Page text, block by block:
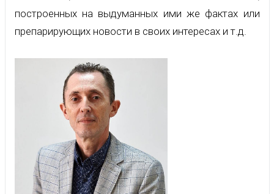
построенных на выдуманных ими же фактах или
препарирующих новости в своих интересах и т.д.